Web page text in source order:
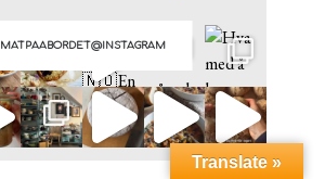
MATPAABORDET@INSTAGRAM
Translate »